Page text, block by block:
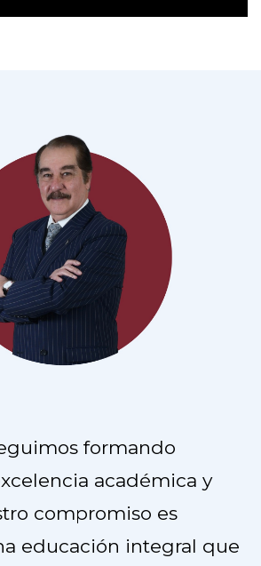
formando
académica y
compromiso es
educación integral que